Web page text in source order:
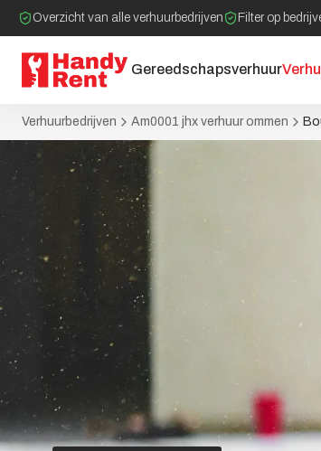
Overzicht van alle verhuurbedrijven Filter op
Gereedschapsverhuur
Verhuurbedrijven Am0001 jhx verhuur ommen